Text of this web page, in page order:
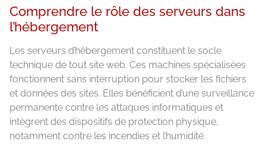
Comprendre le rôle des serveurs dans
l’hébergement
Les serveurs d’hébergement constituent le socle
technique de tout site web. Ces machines spécialisées
fonctionnent sans interruption pour stocker les fichiers
et données des sites. Elles bénéficient d’une surveillance
permanente contre les attaques informatiques et
intègrent des dispositifs de protection physique,
notamment contre les incendies et l’humidité.